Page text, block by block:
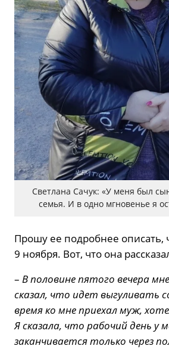
Светлана Сачук: «У меня был
семья. И в одно мгновенье я
Прошу ее подробнее описать,
9 ноября. Вот, что она
– В половине пятого вечера
сказал, что идет выгуливать
время ко мне приехал муж,
Я сказала, что рабочий день у
заканчивается только через